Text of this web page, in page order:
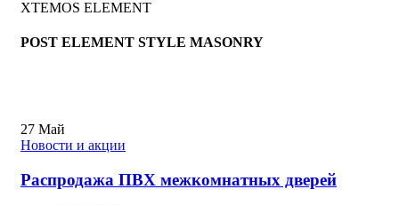
XTEMOS ELEMENT
POST ELEMENT STYLE MASONRY
27 Май
Новости и акции
Распродажа ПВХ межкомнатных дверей